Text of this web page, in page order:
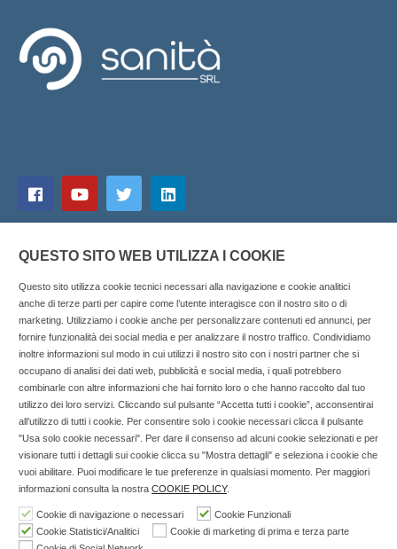
Copyright © 2025 SOCIALFARMA - La piattaforma web per i
professionisti della farmacia. Tutti i diritti riservati.
Socialfarma.it è un marchio di Sanità S.r.l. Largo San
Francesco, 19 - 73041 Carmiano (LE) - Tel: 0832.093720 Cell:
3276346536 Cell: 3297281965 - P.iva: 04571460759 - Rea: LE-
302152 Iscritta al n° 1 del Registro della Stampa del Tribunale
di Lecce il 15/01/2015.
Nell'anno 2018 sono stati erogati €3.147,62 da Invitalia a saldo
QUESTO SITO WEB UTILIZZA I COOKIE
Questo sito utilizza cookie tecnici necessari alla navigazione e cookie analitici
anche di terze parti per capire come l’utente interagisce con il nostro sito o di
marketing. Utilizziamo i cookie anche per personalizzare contenuti ed annunci, per
fornire funzionalità dei social media e per analizzare il nostro traffico. Condividiamo
inoltre informazioni sul modo in cui utilizzi il nostro sito con i nostri partner che si
occupano di analisi dei dati web, pubblicità e social media, i quali potrebbero
combinarle con altre informazioni che hai fornito loro o che hanno raccolto dal tuo
utilizzo dei loro servizi. Cliccando sul pulsante “Accetta tutti i cookie”, acconsentirai
all’utilizzo di tutti i cookie. Per consentire solo i cookie necessari clicca il pulsante
"Usa solo cookie necessari". Per dare il consenso ad alcuni cookie selezionati e per
visionare tutti i dettagli sui cookie clicca su "Mostra dettagli" e seleziona i cookie che
vuoi abilitare. Puoi modificare le tue preferenze in qualsiasi momento. Per maggiori
informazioni consulta la nostra COOKIE POLICY.
Cookie di navigazione o necessari
Cookie Funzionali
Cookie Statistici/Analitici
Cookie di marketing di prima e terza parte